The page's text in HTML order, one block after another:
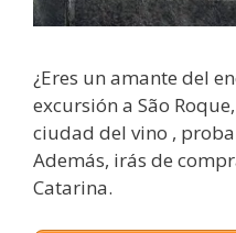
¿Eres un amante del
excursión a São
ciudad del vino ,
Además, irás de
Catarina.